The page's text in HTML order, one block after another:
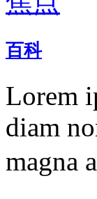
百科
Lorem
diam
magna